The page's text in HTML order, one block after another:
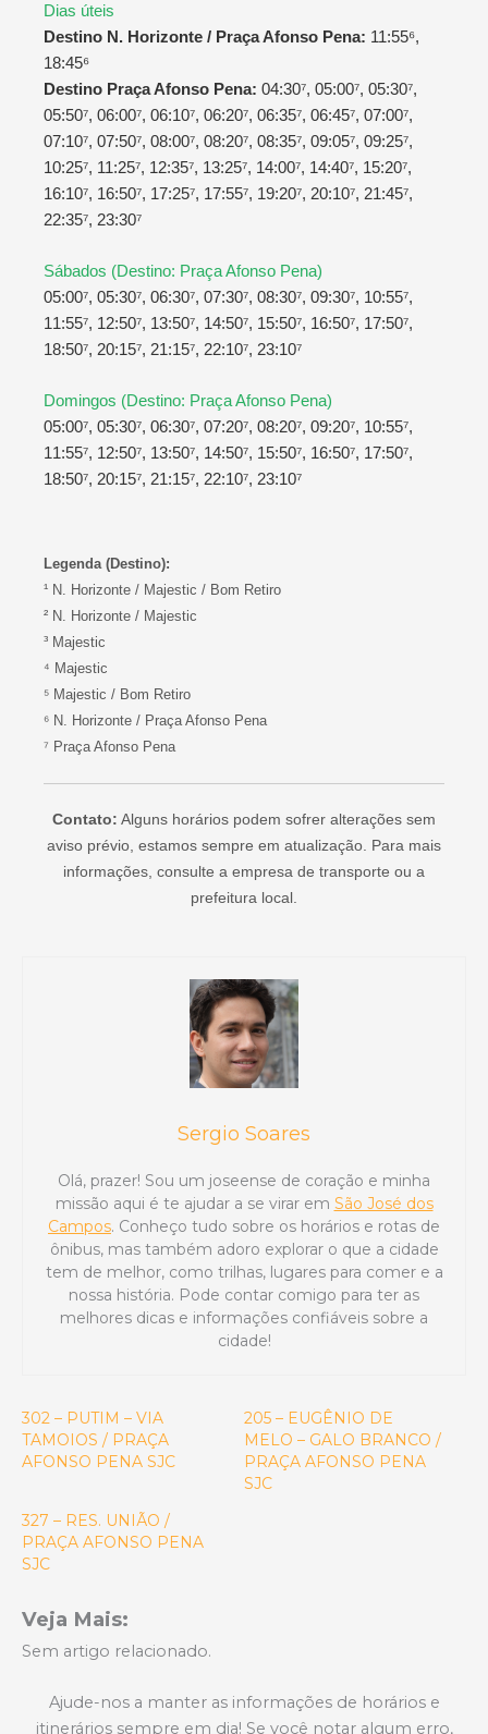
Dias úteis
Destino N. Horizonte / Praça Afonso Pena: 11:55⁶,
18:45⁶
Destino Praça Afonso Pena: 04:30⁷, 05:00⁷, 05:30⁷,
05:50⁷, 06:00⁷, 06:10⁷, 06:20⁷, 06:35⁷, 06:45⁷, 07:00⁷,
07:10⁷, 07:50⁷, 08:00⁷, 08:20⁷, 08:35⁷, 09:05⁷, 09:25⁷,
10:25⁷, 11:25⁷, 12:35⁷, 13:25⁷, 14:00⁷, 14:40⁷, 15:20⁷,
16:10⁷, 16:50⁷, 17:25⁷, 17:55⁷, 19:20⁷, 20:10⁷, 21:45⁷,
22:35⁷, 23:30⁷
Sábados (Destino: Praça Afonso Pena)
05:00⁷, 05:30⁷, 06:30⁷, 07:30⁷, 08:30⁷, 09:30⁷, 10:55⁷,
11:55⁷, 12:50⁷, 13:50⁷, 14:50⁷, 15:50⁷, 16:50⁷, 17:50⁷,
18:50⁷, 20:15⁷, 21:15⁷, 22:10⁷, 23:10⁷
Domingos (Destino: Praça Afonso Pena)
05:00⁷, 05:30⁷, 06:30⁷, 07:20⁷, 08:20⁷, 09:20⁷, 10:55⁷,
11:55⁷, 12:50⁷, 13:50⁷, 14:50⁷, 15:50⁷, 16:50⁷, 17:50⁷,
18:50⁷, 20:15⁷, 21:15⁷, 22:10⁷, 23:10⁷
Legenda (Destino):
¹ N. Horizonte / Majestic / Bom Retiro
² N. Horizonte / Majestic
³ Majestic
⁴ Majestic
⁵ Majestic / Bom Retiro
⁶ N. Horizonte / Praça Afonso Pena
⁷ Praça Afonso Pena
Contato: Alguns horários podem sofrer alterações sem
aviso prévio, estamos sempre em atualização. Para mais
informações, consulte a empresa de transporte ou a
prefeitura local.
Sergio Soares
Olá, prazer! Sou um joseense de coração e minha
missão aqui é te ajudar a se virar em São José dos
Campos. Conheço tudo sobre os horários e rotas de
ônibus, mas também adoro explorar o que a cidade
tem de melhor, como trilhas, lugares para comer e a
nossa história. Pode contar comigo para ter as
melhores dicas e informações confiáveis sobre a
cidade!
302 – PUTIM – VIA
TAMOIOS / PRAÇA
AFONSO PENA SJC
205 – EUGÊNIO DE
MELO – GALO BRANCO /
PRAÇA AFONSO PENA
SJC
327 – RES. UNIÃO /
PRAÇA AFONSO PENA
SJC
Veja Mais:
Sem artigo relacionado.
Ajude-nos a manter as informações de horários e
itinerários sempre em dia! Se você notar algum erro,